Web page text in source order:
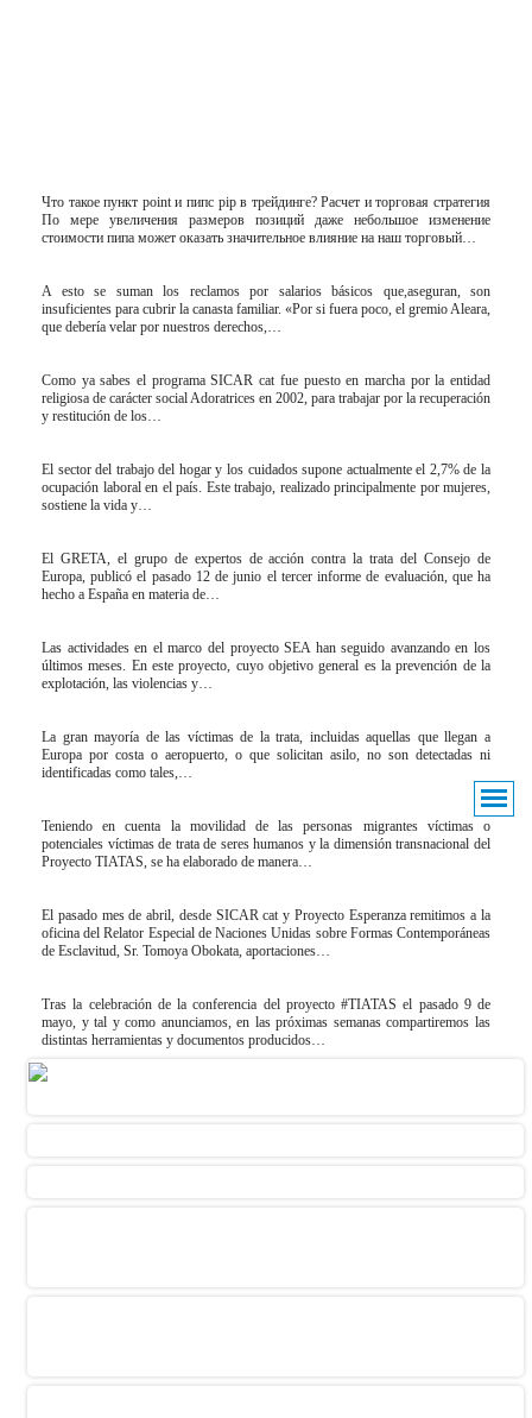
Что такое пункт point и пипс pip в трейдинге? Расчет и торговая стратегия
По мере увеличения размеров позиций даже небольшое изменение
стоимости пипа может оказать значительное влияние на наш торговый…
A esto se suman los reclamos por salarios básicos que,aseguran, son
insuficientes para cubrir la canasta familiar. «Por si fuera poco, el gremio Aleara,
que debería velar por nuestros derechos,…
Como ya sabes el programa SICAR cat fue puesto en marcha por la entidad
religiosa de carácter social Adoratrices en 2002, para trabajar por la recuperación
y restitución de los…
El sector del trabajo del hogar y los cuidados supone actualmente el 2,7% de la
ocupación laboral en el país. Este trabajo, realizado principalmente por mujeres,
sostiene la vida y…
El GRETA, el grupo de expertos de acción contra la trata del Consejo de
Europa, publicó el pasado 12 de junio el tercer informe de evaluación, que ha
hecho a España en materia de…
Las actividades en el marco del proyecto SEA han seguido avanzando en los
últimos meses. En este proyecto, cuyo objetivo general es la prevención de la
explotación, las violencias y…
La gran mayoría de las víctimas de la trata, incluidas aquellas que llegan a
Europa por costa o aeropuerto, o que solicitan asilo, no son detectadas ni
identificadas como tales,…
Teniendo en cuenta la movilidad de las personas migrantes víctimas o
potenciales víctimas de trata de seres humanos y la dimensión transnacional del
Proyecto TIATAS, se ha elaborado de manera…
El pasado mes de abril, desde SICAR cat y Proyecto Esperanza remitimos a la
oficina del Relator Especial de Naciones Unidas sobre Formas Contemporáneas
de Esclavitud, Sr. Tomoya Obokata, aportaciones…
Tras la celebración de la conferencia del proyecto #TIATAS el pasado 9 de
mayo, y tal y como anunciamos, en las próximas semanas compartiremos las
distintas herramientas y documentos producidos…